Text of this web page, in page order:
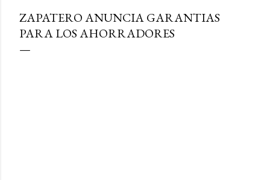
ZAPATERO ANUNCIA GARANTIAS
PARA LOS AHORRADORES